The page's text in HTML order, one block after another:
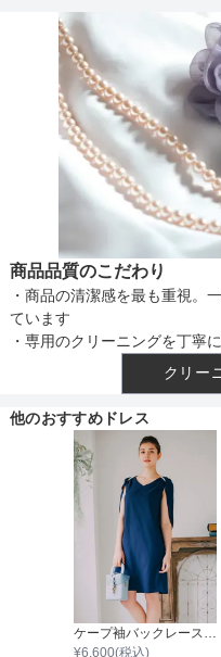
着丈目安
ファスナー
商品品質のこだわり
・商品の清潔感を最も重視。
ています
・専用のクリーニングを丁寧
クリー
他のおすすめドレス
¥6,600(税込)